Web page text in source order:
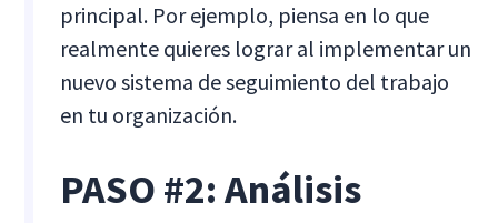
principal. Por ejemplo, piensa en lo que
realmente quieres lograr al implementar un
nuevo sistema de seguimiento del trabajo
en tu organización.
PASO #2: Análisis